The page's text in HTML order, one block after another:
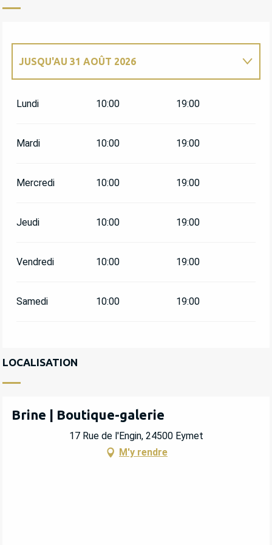
JUSQU'AU 31 AOÛT 2026
Lundi 10:00 19:00
Mardi 10:00 19:00
Mercredi 10:00 19:00
Jeudi 10:00 19:00
Vendredi 10:00 19:00
Samedi 10:00 19:00
LOCALISATION
Brine | Boutique-galerie
17 Rue de l'Engin, 24500 Eymet
M'y rendre